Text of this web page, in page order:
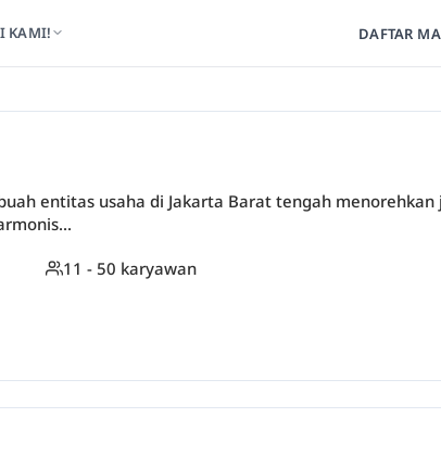
KAMI! DAFTAR
entitas usaha di Jakarta Barat tengah menorehkan
11 - 50 karyawan